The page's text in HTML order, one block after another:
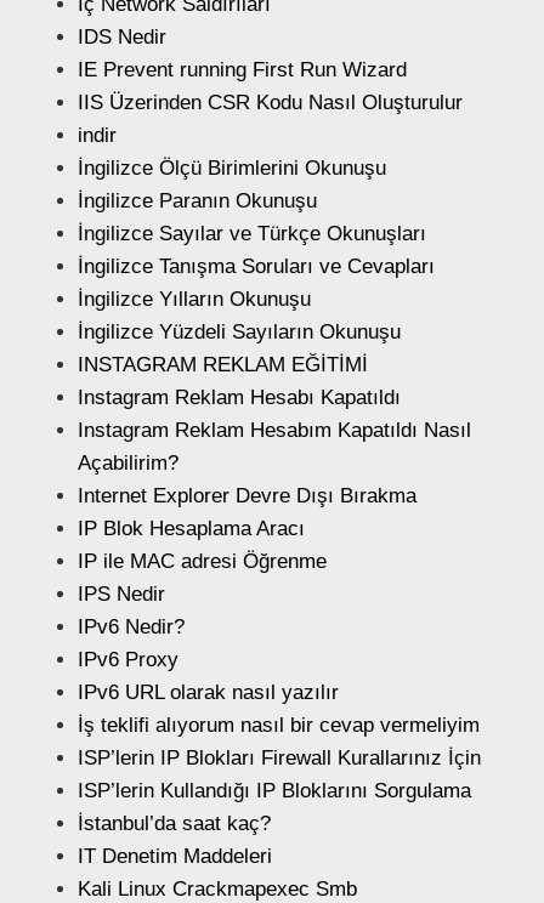
İç Network Saldırıları
IDS Nedir
IE Prevent running First Run Wizard
IIS Üzerinden CSR Kodu Nasıl Oluşturulur
indir
İngilizce Ölçü Birimlerini Okunuşu
İngilizce Paranın Okunuşu
İngilizce Sayılar ve Türkçe Okunuşları
İngilizce Tanışma Soruları ve Cevapları
İngilizce Yılların Okunuşu
İngilizce Yüzdeli Sayıların Okunuşu
INSTAGRAM REKLAM EĞİTİMİ
Instagram Reklam Hesabı Kapatıldı
Instagram Reklam Hesabım Kapatıldı Nasıl
Açabilirim?
Internet Explorer Devre Dışı Bırakma
IP Blok Hesaplama Aracı
IP ile MAC adresi Öğrenme
IPS Nedir
IPv6 Nedir?
IPv6 Proxy
IPv6 URL olarak nasıl yazılır
İş teklifi alıyorum nasıl bir cevap vermeliyim
ISP’lerin IP Blokları Firewall Kurallarınız İçin
ISP’lerin Kullandığı IP Bloklarını Sorgulama
İstanbul’da saat kaç?
IT Denetim Maddeleri
Kali Linux Crackmapexec Smb